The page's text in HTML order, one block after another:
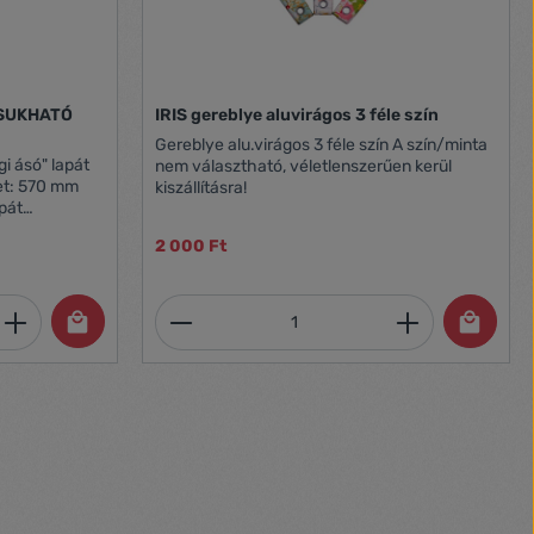
vagy használja a gombokat a
lapát
Adja meg a kívánt mennyiséget, vagy
IRIS gereblye aluvirágos 3 féle szín
Gereblye alu.virágos 3 féle szín A szín/minta
nem választható, véletlenszerűen kerül
kiszállításra!
2 000 Ft
Termékmennyiség: Adja